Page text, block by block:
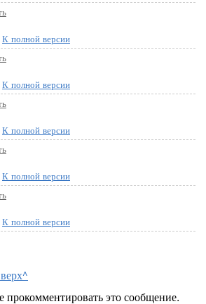
К полной версии
К полной версии
К полной версии
К полной версии
К полной версии
это сообщение.